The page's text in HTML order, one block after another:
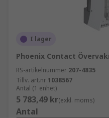
I lager
Phoenix Contact
RS-artikelnummer 207-4835
Tillv. art.nr 1038567
Antal (1 enhet)
5 783,49 kr(exkl. moms)
Antal